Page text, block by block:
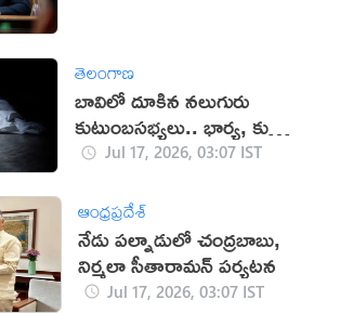
తెలంగాణ
బావిలో దూకిన నలుగురు
కుటుంబసభ్యలు.. భార్య, కుమార్తె
మృతిJul 17, 2026, 03:07 IST
ఆంధ్రప్రదేశ్
నేడు పల్నాడులో చంద్రబాబు,
నిర్మలా సీతారామన్ పర్యటన
Jul 17, 2026, 03:07 IST